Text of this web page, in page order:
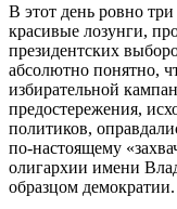
В этот день ровно
красивые лозунги,
президентских
абсолютно понятно,
избирательной
предостережения,
политиков,
по-настоящему
олигархии имени
образцом демократии.